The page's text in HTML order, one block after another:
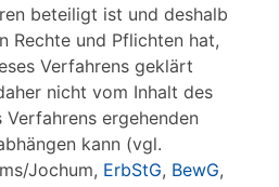
beteiligt ist und deshalb
Rechte und Pflichten hat,
Verfahrens geklärt
nicht vom Inhalt des
ergehenden
kann (vgl.
Jochum, ErbStG, BewG,